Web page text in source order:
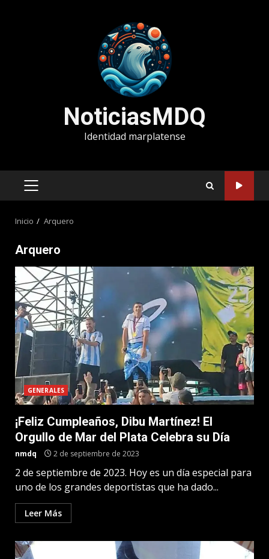
NoticiasMDQ
Identidad marplatense
MENÚ
Inicio Arquero
Arquero
GENERALES
¡Feliz Cumpleaños, Dibu Martínez! El
Orgullo de Mar del Plata Celebra su Día
nmdq 2 de septiembre de 2023
2 de septiembre de 2023. Hoy es un día especial para
uno de los grandes deportistas que ha dado...
Leer Más